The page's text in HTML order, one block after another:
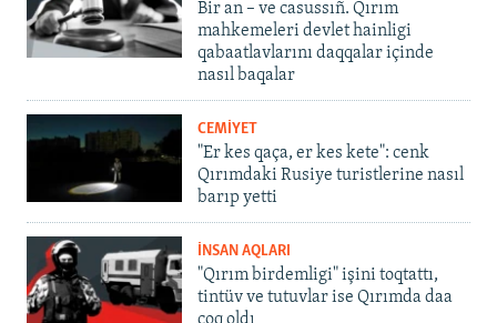
Bir an – ve casussıñ. Qırım
mahkemeleri devlet hainligi
qabaatlavlarını daqqalar içinde
nasıl baqalar
CEMİYET
"Er kes qaça, er kes kete": cenk
Qırımdaki Rusiye turistlerine nasıl
barıp yetti
İNSAN AQLARI
"Qırım birdemligi" işini toqtattı,
tintüv ve tutuvlar ise Qırımda daa